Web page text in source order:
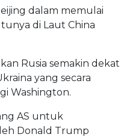
dalam memulai
di Laut China
Rusia semakin dekat
yang secara
Washington.
AS untuk
Donald Trump